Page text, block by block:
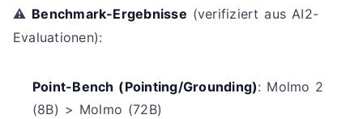
⚠️ Benchmark-Ergebnisse (verifiziert aus AI2-
Evaluationen):
Point-Bench (Pointing/Grounding): Molmo 2
(8B) > Molmo (72B)